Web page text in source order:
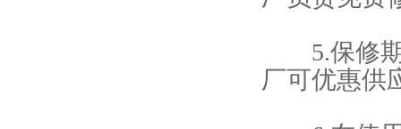
5.保修期
厂可优惠供